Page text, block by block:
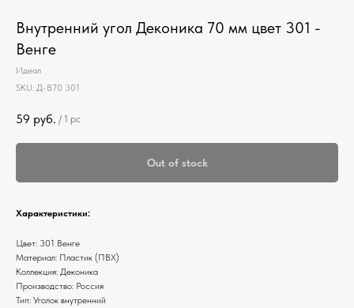
Внутренний угол Деконика 70 мм цвет 301 -
Венге
Идеал
SKU: Д-В70 301
59 руб. / 1 pc
Out of stock
Характеристики:
Цвет: 301 Венге
Материал: Пластик (ПВХ)
Коллекция: Деконика
Производство: Россия
Тип: Уголок внутренний